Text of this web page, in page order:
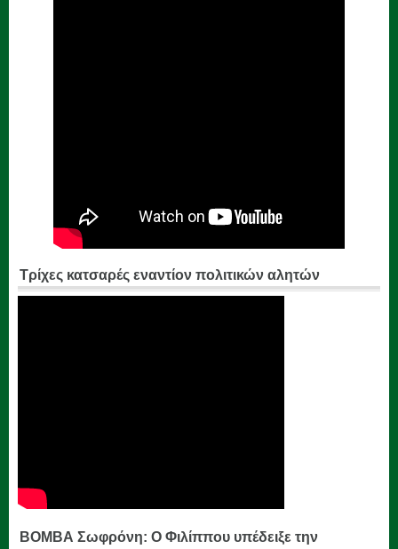
Τρίχες κατσαρές εναντίον πολιτικών αλητών
ΒΟΜΒΑ Σωφρόνη: Ο Φιλίππου υπέδειξε την